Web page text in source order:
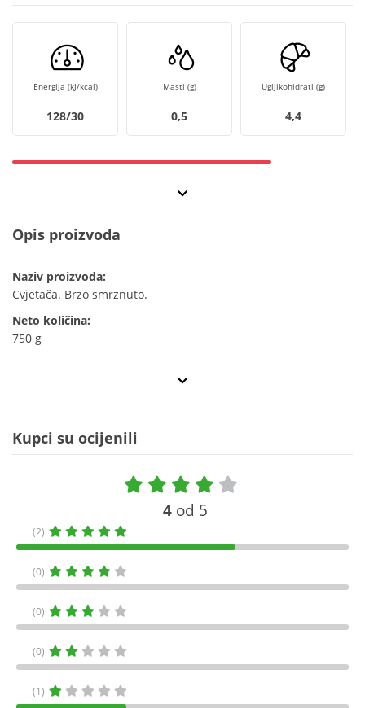
Energija (kJ/kcal)
128/30
Masti (g)
0,5
Ugljikohidrati (g)
4,4
Opis proizvoda
Naziv proizvoda:
Cvjetača. Brzo smrznuto.
Neto količina:
750 g
Kupci su ocijenili
4 od 5
(2)
(0)
(0)
(0)
(1)